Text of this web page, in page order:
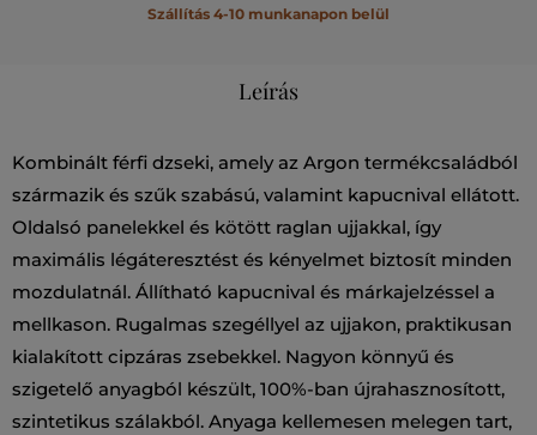
Szállítás 4-10 munkanapon belül
Leírás
Kombinált férfi dzseki, amely az Argon termékcsaládból
származik és szűk szabású, valamint kapucnival ellátott.
Oldalsó panelekkel és kötött raglan ujjakkal, így
maximális légáteresztést és kényelmet biztosít minden
mozdulatnál. Állítható kapucnival és márkajelzéssel a
mellkason. Rugalmas szegéllyel az ujjakon, praktikusan
kialakított cipzáras zsebekkel. Nagyon könnyű és
szigetelő anyagból készült, 100%-ban újrahasznosított,
szintetikus szálakból. Anyaga kellemesen melegen tart,